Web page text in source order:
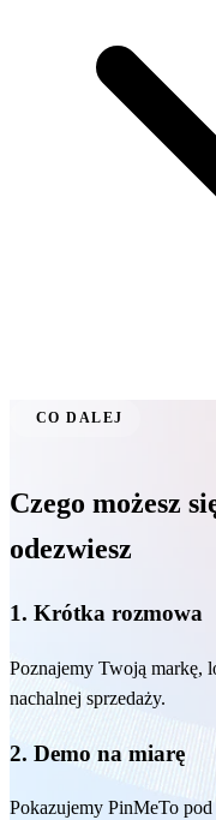
CO DALEJ
Czego możesz
odezwiesz
1. Krótka rozmowa
Poznajemy Twoją markę,
nachalnej sprzedaży.
2. Demo na miarę
Pokazujemy PinMeTo